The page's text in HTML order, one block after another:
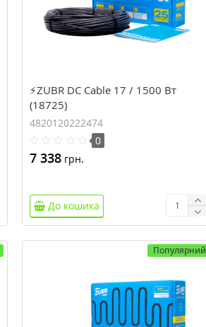
⚡ZUBR DC Cable 17 / 1500 Вт
(18725)
4820120222474
0
7 338грн.
До кошика
Популярний